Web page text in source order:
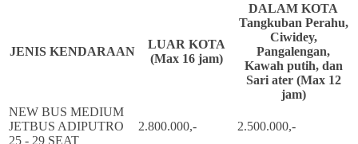
JENIS KENDARAAN
LUAR KOTA
(Max 16 jam)
DALAM KOTA
Tangkuban Perahu,
Ciwidey,
Pangalengan,
Kawah putih, dan
Sari ater (Max 12
jam)
NEW BUS MEDIUM
JETBUS ADIPUTRO
25 - 29 SEAT
2.800.000,- 2.500.000,-